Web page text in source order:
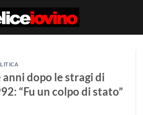
dopo le stragi di
“Fu un colpo di stato”